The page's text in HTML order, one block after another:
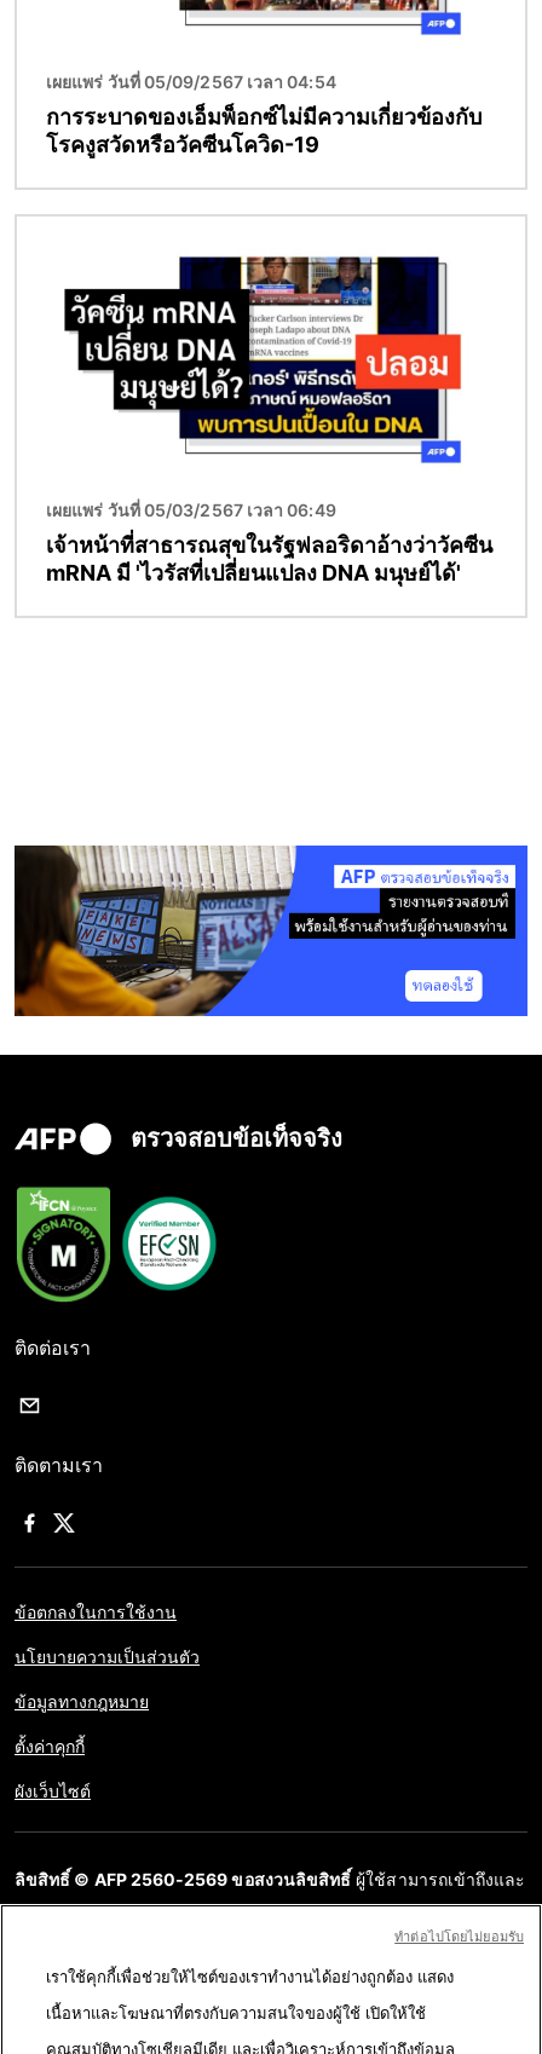
เผยแพร่ วันที่ 05/09/2567 เวลา 04:54
การระบาดของเอ็มพ็อกซ์ไม่มีความเกี่ยวข้องกับ
โรคงูสวัดหรือวัคซีนโควิด-19
เผยแพร่ วันที่ 05/03/2567 เวลา 06:49
เจ้าหน้าที่สาธารณสุขในรัฐฟลอริดาอ้างว่าวัคซีน
mRNA มี 'ไวรัสที่เปลี่ยนแปลง DNA มนุษย์ได้'
ตรวจสอบข้อเท็จจริง
ติดต่อเรา
ติดตามเรา
ข้อตกลงในการใช้งาน
นโยบายความเป็นส่วนตัว
ข้อมูลทางกฎหมาย
ตั้งค่าคุกกี้
ผังเว็บไซต์
ลิขสิทธิ์ © AFP 2560-2569 ขอสงวนลิขสิทธิ์ ผู้ใช้สามารถเข้าถึงและ
นำเนื้อหาบนเว็บไซต์ของ AFP ไปเผยแพร่ต่อโดยไม่ได้รับอนุญาตก่อน
ในวัตถุประสงค์อื่น โดยเฉพาะการนำไปผลิตซ้ำ การใช้เพื่อสื่อสารกับ
เราใช้คุกกี้เพื่อช่วยให้ไซต์ของเราทำงานได้อย่างถูกต้อง แสดง
เนื้อหาและโฆษณาที่ตรงกับความสนใจของผู้ใช้ เปิดให้ใช้
คุณสมบัติทางโซเชียลมีเดีย และเพื่อวิเคราะห์การเข้าถึงข้อมูล
ทําต่อไปโดยไม่ยอมรับ